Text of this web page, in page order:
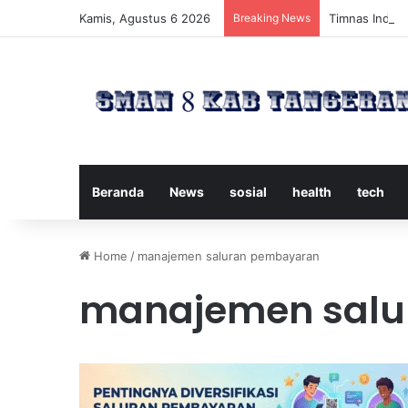
Kamis, Agustus 6 2026 Breaking News Timnas
Beranda News sosial health tech
Home / manajemen saluran pembayaran
manajemen